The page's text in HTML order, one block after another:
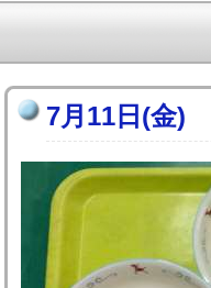
7月11日(金)